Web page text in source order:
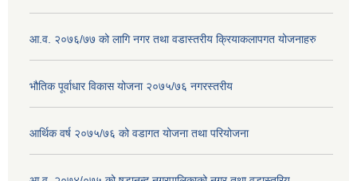
आ.व. २०७६/७७ को लागि नगर तथा वडास्तरीय क्रियाकलापगत योजनाहरु
भौतिक पूर्वाधार विकास योजना २०७५/७६ नगरस्तरीय
आर्थिक वर्ष २०७५/७६ को वडागत योजना तथा परियोजना